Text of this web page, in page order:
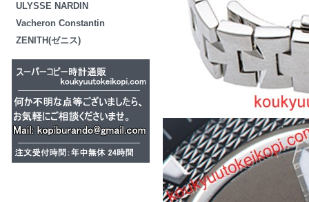
ULYSSE NARDIN
Vacheron Constantin
ZENITH(ゼニス)